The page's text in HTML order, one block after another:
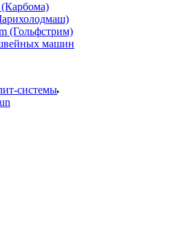
(Карбома)
(Гольфстрим)
машин
системы